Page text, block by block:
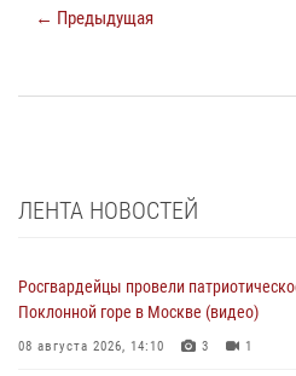
← Предыдущая
ЛЕНТА НОВОСТЕЙ
Росгвардейцы провели
Поклонной горе в Москве (видео)
08 августа 2026, 14:10 3 1